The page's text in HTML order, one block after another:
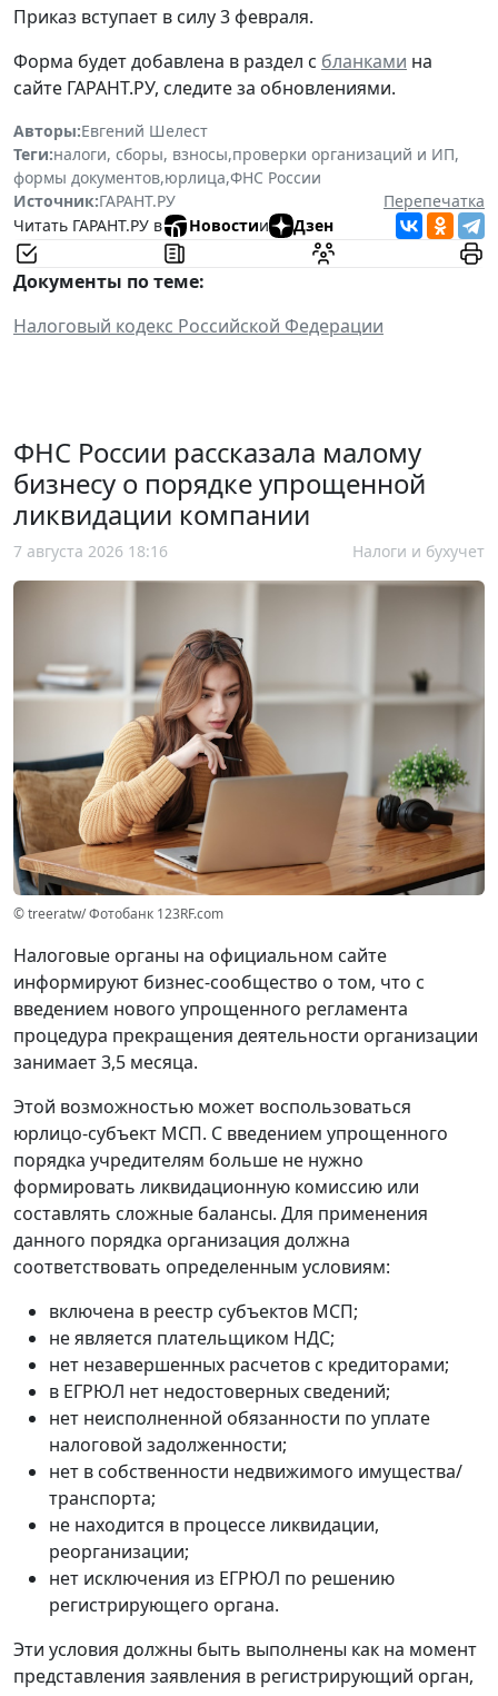
Приказ вступает в силу 3 февраля.
Форма будет добавлена в раздел с бланками на
сайте ГАРАНТ.РУ, следите за обновлениями.
Авторы:Евгений Шелест
Теги:налоги, сборы, взносы,проверки организаций и ИП,
формы документов,юрлица,ФНС России
Источник:ГАРАНТ.РУ
Перепечатка
Читать ГАРАНТ.РУ в
Новостии Дзен
Документы по теме:
Налоговый кодекс Российской Федерации
ФНС России рассказала малому
бизнесу о порядке упрощенной
ликвидации компании
7 августа 2026 18:16 Налоги и бухучет
© treeratw/ Фотобанк 123RF.com
Налоговые органы на официальном сайте
информируют бизнес-сообщество о том, что с
введением нового упрощенного регламента
процедура прекращения деятельности организации
занимает 3,5 месяца.
Этой возможностью может воспользоваться
юрлицо-субъект МСП. С введением упрощенного
порядка учредителям больше не нужно
формировать ликвидационную комиссию или
составлять сложные балансы. Для применения
данного порядка организация должна
соответствовать определенным условиям:
включена в реестр субъектов МСП;
не является плательщиком НДС;
нет незавершенных расчетов с кредиторами;
в ЕГРЮЛ нет недостоверных сведений;
нет неисполненной обязанности по уплате
налоговой задолженности;
нет в собственности недвижимого имущества/
транспорта;
не находится в процессе ликвидации,
реорганизации;
нет исключения из ЕГРЮЛ по решению
регистрирующего органа.
Эти условия должны быть выполнены как на момент
представления заявления в регистрирующий орган,